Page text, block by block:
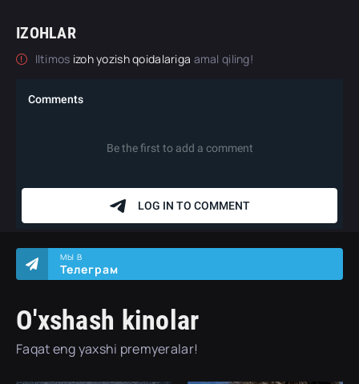
IZOHLAR
Iltimos izoh yozish qoidalariga amal qiling!
O'xshash kinolar
Faqat eng yaxshi premyeralar!
МЫ В
Телеграм